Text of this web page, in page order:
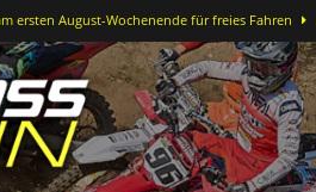
ersten August-Wochenende für freies Fahren
Johannes-Bikes Suzuki bei der DMX Open in
zwei beim vorletzten DM-Lauf in Bielstein für
Sand: Simon Längenfelder stürmt in Lommel
Motocross-Meisterschaft MOTOCROSS